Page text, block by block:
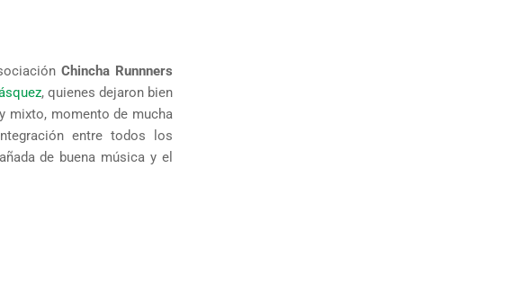
Chincha Runnners
, quienes dejaron bien
mixto, momento de mucha
entre todos los
de buena música y el